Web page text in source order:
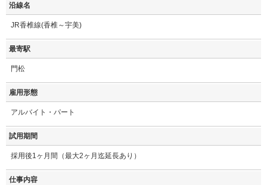
沿線名
JR香椎線(香椎～宇美)
最寄駅
門松
雇用形態
アルバイト・パート
試用期間
採用後1ヶ月間（最大2ヶ月迄延長あり）
仕事内容